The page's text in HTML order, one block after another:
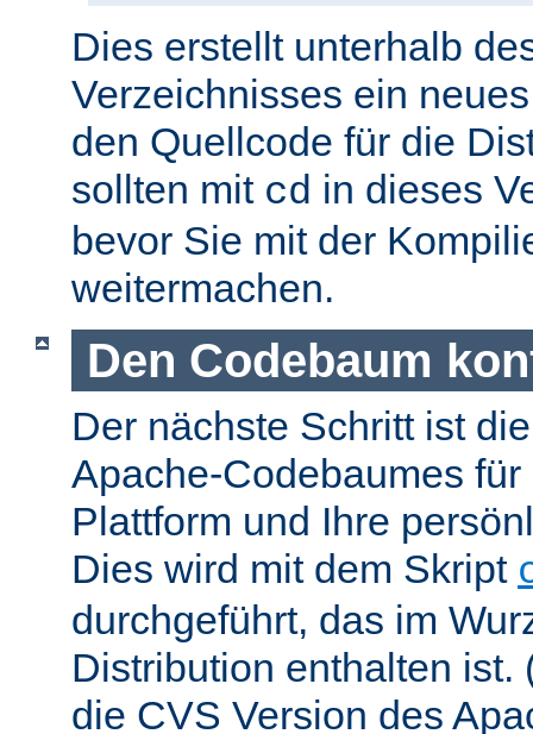
Dies erstellt unterhalb
Verzeichnisses ein
den Quellcode für die
sollten mit cd in dieses
bevor Sie mit der
weitermachen.
Den Codebaum
Der nächste Schritt ist
Apache-Codebaumes
Plattform und Ihre
Dies wird mit dem Skript
durchgeführt, das im
Distribution enthalten ist.
die CVS Version des